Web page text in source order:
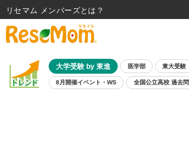
大学受験 by 東進 医学部 東大受験
8月開催イベント・WS 全国公立高校 過去問
リセマム メンバーズ